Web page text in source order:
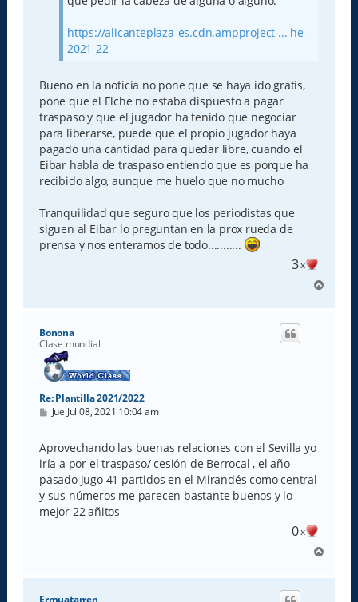
https://alicanteplaza-es.cdn.ampproject ... he-
2021-22
Bueno en la noticia no pone que se haya ido gratis,
pone que el Elche no estaba dispuesto a pagar
traspaso y que el jugador ha tenido que negociar
para liberarse, puede que el propio jugador haya
pagado una cantidad para quedar libre, cuando el
Eibar habla de traspaso entiendo que es porque ha
recibido algo, aunque me huelo que no mucho
Tranquilidad que seguro que los periodistas que
siguen al Eibar lo preguntan en la prox rueda de
prensa y nos enteramos de todo...........
3x
r
Bonona
Clase mundial
Re: Plantilla 2021/2022
M
s
a
j
e
Jue Jul 08, 2021 10:04 am
Aprovechando las buenas relaciones con el Sevilla yo
iría a por el traspaso/ cesión de Berrocal , el año
pasado jugo 41 partidos en el Mirandés como central
y sus números me parecen bastante buenos y lo
mejor 22 añitos
0x
r
Ermuatarren